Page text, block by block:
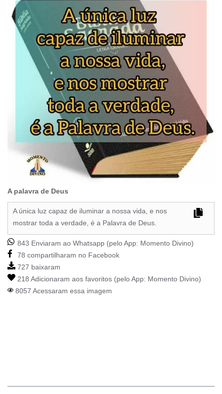
A palavra de Deus
A única luz capaz de iluminar a nossa vida, e nos
mostrar toda a verdade, é a Palavra de Deus.
843 Enviaram ao Whatsapp (pelo App: Momento Divino)
78 compartilharam no Facebook
727 baixaram
218 Adicionaram aos favoritos (pelo App: Momento Divino)
8057 Acessaram essa imagem